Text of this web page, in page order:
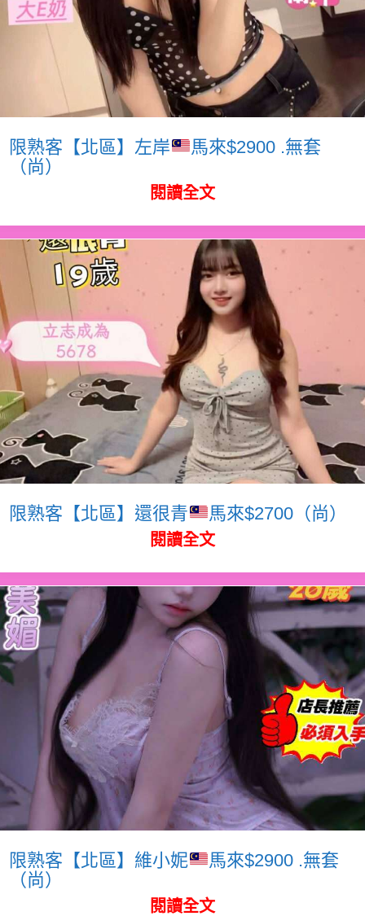
限熟客【北區】左岸
馬來$2900 .無套
（尚）
閱讀全文
限熟客【北區】還很青 馬來$2700（尚）
閱讀全文
限熟客【北區】維小妮
馬來$2900 .無套
（尚）
閱讀全文